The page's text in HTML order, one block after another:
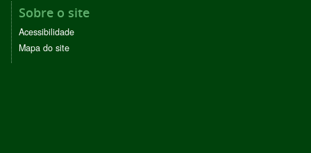
Sobre o site
Acessibilidade
Mapa do site